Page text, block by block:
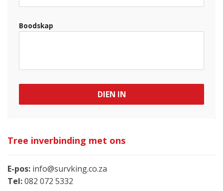
Boodskap
DIEN IN
Tree inverbinding met ons
E-pos: info@survking.co.za
Tel:082 072 5332